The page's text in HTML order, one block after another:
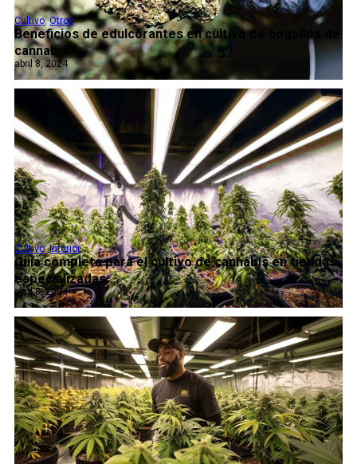
Beneficios de edulcorantes en cultivo de cogollos de
cannabis...
Cultivo,Otros
abril 8, 2024
Guía completa para el cultivo de cannabis en tiendas
especializadas...
Cultivo,Interior
abril 8, 2024